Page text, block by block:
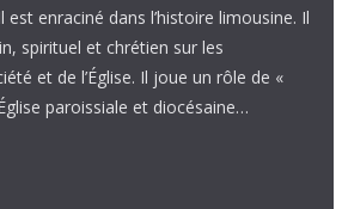
est enraciné dans l’histoire limousine. Il
spirituel et chrétien sur les
et de l’Église. Il joue un rôle de «
paroissiale et diocésaine…